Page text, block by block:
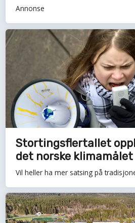
Annonse
Stortingsflertallet
det norske klimamålet
Vil heller ha mer satsing på